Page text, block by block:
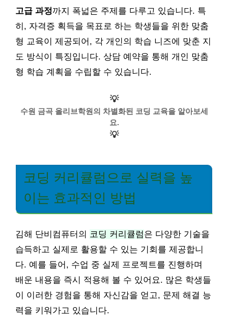
고급 과정까지 폭넓은 주제를 다루고 있습니다. 특
히, 자격증 획득을 목표로 하는 학생들을 위한 맞춤
형 교육이 제공되어, 각 개인의 학습 니즈에 맞춘 지
도 방식이 특징입니다. 상담 예약을 통해 개인 맞춤
형 학습 계획을 수립할 수 있습니다.
💡
수원 금곡 올리브학원의 차별화된 코딩 교육을 알아보세
요.
💡
코딩 커리큘럼으로 실력을 높
이는 효과적인 방법
김해 단비컴퓨터의 코딩 커리큘럼은 다양한 기술을
습득하고 실제로 활용할 수 있는 기회를 제공합니
다. 예를 들어, 수업 중 실제 프로젝트를 진행하며
배운 내용을 즉시 적용해 볼 수 있어요. 많은 학생들
이 이러한 경험을 통해 자신감을 얻고, 문제 해결 능
력을 키워가고 있습니다.